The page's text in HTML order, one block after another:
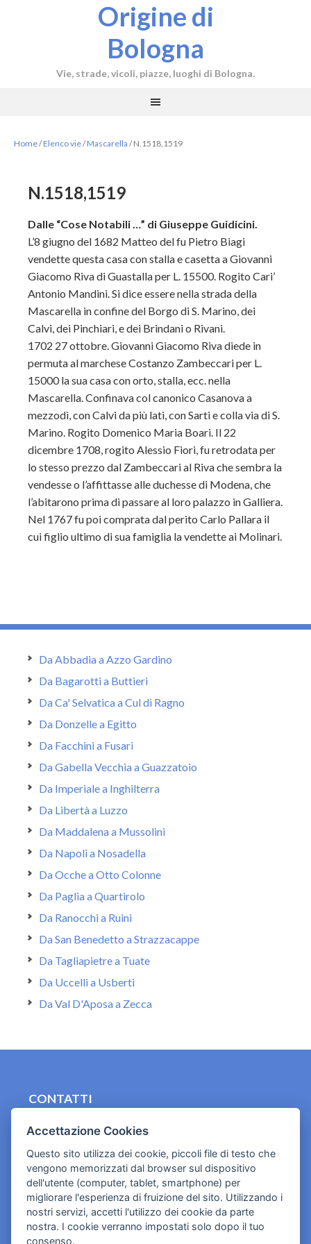
Origine di
Bologna
Vie, strade, vicoli, piazze, luoghi di Bologna.
Home/Elenco vie/Mascarella /N.1518,1519
N.1518,1519
Dalle “Cose Notabili …” di Giuseppe Guidicini.
L’8 giugno del 1682 Matteo del fu Pietro Biagi
vendette questa casa con stalla e casetta a Giovanni
Giacomo Riva di Guastalla per L. 15500. Rogito Cari’
Antonio Mandini. Si dice essere nella strada della
Mascarella in confine del Borgo di S. Marino, dei
Calvi, dei Pinchiari, e dei Brindani o Rivani.
1702 27 ottobre. Giovanni Giacomo Riva diede in
permuta al marchese Costanzo Zambeccari per L.
15000 la sua casa con orto, stalla, ecc. nella
Mascarella. Confinava col canonico Casanova a
mezzodì, con Calvi da più lati, con Sarti e colla via di S.
Marino. Rogito Domenico Maria Boari. Il 22
dicembre 1708, rogito Alessio Fiori, fu retrodata per
lo stesso prezzo dal Zambeccari al Riva che sembra la
vendesse o l’affittasse alle duchesse di Modena, che
l’abitarono prima di passare al loro palazzo in Galliera.
Nel 1767 fu poi comprata dal perito Carlo Pallara il
cui figlio ultimo di sua famiglia la vendette ai Molinari.
Da Abbadia a Azzo Gardino
Da Bagarotti a Buttieri
Da Ca' Selvatica a Cul di Ragno
Da Donzelle a Egitto
Da Facchini a Fusari
Da Gabella Vecchia a Guazzatoio
Da Imperiale a Inghilterra
Da Libertà a Luzzo
Da Maddalena a Mussolini
Da Napoli a Nosadella
Da Ocche a Otto Colonne
Da Paglia a Quartirolo
Da Ranocchi a Ruini
Da San Benedetto a Strazzacappe
Da Tagliapietre a Tuate
Da Uccelli a Usberti
Da Val D'Aposa a Zecca
CONTATTI
Cookies e informativa privacy
Accettazione Cookies
Questo sito utilizza dei cookie, piccoli file di testo che
vengono memorizzati dal browser sul dispositivo
dell'utente (computer, tablet, smartphone) per
migliorare l'esperienza di fruizione del sito. Utilizzando i
nostri servizi, accetti l'utilizzo dei cookie da parte
nostra. I cookie verranno impostati solo dopo il tuo
consenso.